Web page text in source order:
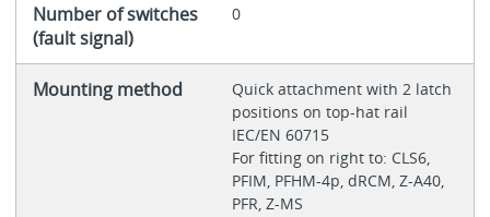
Number of switches
(fault signal)
0
Mounting method
Quick attachment with 2 latch
positions on top-hat rail
IEC/EN 60715
For fitting on right to: CLS6,
PFIM, PFHM-4p, dRCM, Z-A40,
PFR, Z-MS